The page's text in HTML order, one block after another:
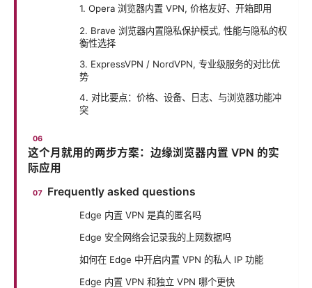
1. Opera 浏览器内置 VPN, 价格友好、开箱即用
2. Brave 浏览器内置隐私保护模式, 性能与隐私的权
衡性选择
3. ExpressVPN / NordVPN, 专业级服务的对比优
势
4. 对比要点：价格、设备、日志、与浏览器功能冲
突
这个月就用的两步方案：边缘浏览器内置 VPN 的实
际应用
Frequently asked questions
Edge 内置 VPN 是真的匿名吗
Edge 安全网络会记录我的上网数据吗
如何在 Edge 中开启内置 VPN 的私人 IP 功能
Edge 内置 VPN 和独立 VPN 哪个更快